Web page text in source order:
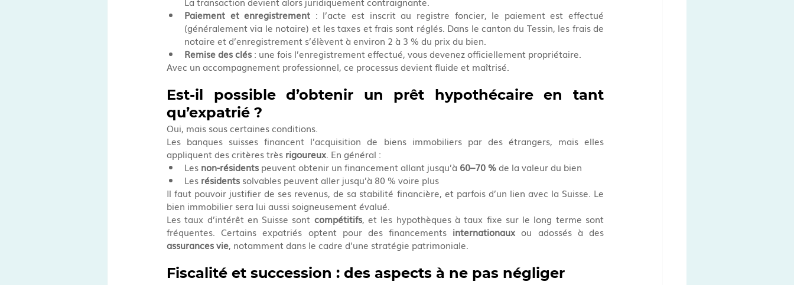
Paiement et enregistrement : l’acte est inscrit au registre foncier, le paiement est effectué
(généralement via le notaire) et les taxes et frais sont réglés. Dans le canton du Tessin, les frais de
notaire et d’enregistrement s’élèvent à environ 2 à 3 % du prix du bien.
Remise des clés : une fois l’enregistrement effectué, vous devenez officiellement propriétaire.
Avec un accompagnement professionnel, ce processus devient fluide et maîtrisé.
Est-il possible d’obtenir un prêt hypothécaire en tant
qu’expatrié ?
Oui, mais sous certaines conditions.
Les banques suisses financent l’acquisition de biens immobiliers par des étrangers, mais elles
appliquent des critères très rigoureux . En général :
Les non-résidents peuvent obtenir un financement allant jusqu’à 60–70 % de la valeur du bien
Les résidents solvables peuvent aller jusqu’à 80 % voire plus
Il faut pouvoir justifier de ses revenus, de sa stabilité financière, et parfois d’un lien avec la Suisse. Le
bien immobilier sera lui aussi soigneusement évalué.
Les taux d’intérêt en Suisse sont compétitifs, et les hypothèques à taux fixe sur le long terme sont
fréquentes. Certains expatriés optent pour des financements internationaux
assurances vie, notamment dans le cadre d’une stratégie patrimoniale.
Fiscalité et succession : des aspects à ne pas négliger